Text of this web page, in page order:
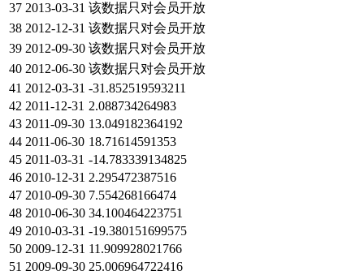
37 2013-03-31 该数据只对会员开放
38 2012-12-31 该数据只对会员开放
39 2012-09-30 该数据只对会员开放
40 2012-06-30 该数据只对会员开放
41 2012-03-31 -31.852519593211
42 2011-12-31 2.088734264983
43 2011-09-30 13.049182364192
44 2011-06-30 18.71614591353
45 2011-03-31 -14.783339134825
46 2010-12-31 2.295472387516
47 2010-09-30 7.554268166474
48 2010-06-30 34.100464223751
49 2010-03-31 -19.380151699575
50 2009-12-31 11.909928021766
51 2009-09-30 25.006964722416